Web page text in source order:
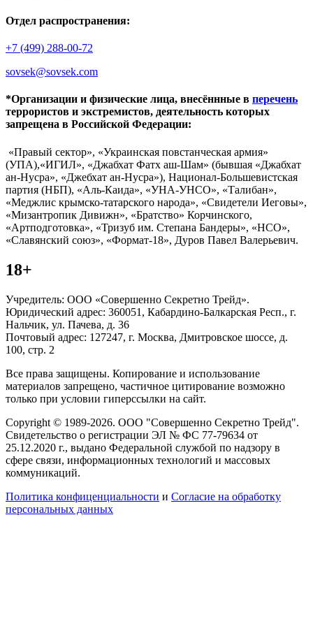
Отдел распространения:
+7 (499) 288-00-72
sovsek@sovsek.com
*Организации и физические лица, внесённные в перечень
террористов и экстремистов, деятельность которых
запрещена в Российской Федерации:
«Правый сектор», «Украинская повстанческая армия»
(УПА),«ИГИЛ», «Джабхат Фатх аш-Шам» (бывшая «Джабхат
ан-Нусра», «Джебхат ан-Нусра»), Национал-Большевистская
партия (НБП), «Аль-Каида», «УНА-УНСО», «Талибан»,
«Меджлис крымско-татарского народа», «Свидетели Иеговы»,
«Мизантропик Дивижн», «Братство» Корчинского,
«Артподготовка», «Тризуб им. Степана Бандеры», «НСО»,
«Славянский союз», «Формат-18», Дуров Павел Валерьевич.
18+
Учредитель: ООО «Совершенно Секретно Трейд».
Юридический адрес: 360051, Кабардино-Балкарская Респ., г.
Нальчик, ул. Пачева, д. 36
Почтовый адрес: 127247, г. Москва, Дмитровское шоссе, д.
100, стр. 2
Все права защищены. Копирование и использование
материалов запрещено, частичное цитирование возможно
только при условии гиперссылки на сайт.
Copyright © 1989-2026. ООО "Совершенно Секретно Трейд".
Свидетельство о регистрации ЭЛ № ФС 77-79634 от
25.12.2020 г., выдано Федеральной службой по надзору в
сфере связи, информационных технологий и массовых
коммуникаций.
Политика конфиценциальности и Согласие на обработку
персональных данных